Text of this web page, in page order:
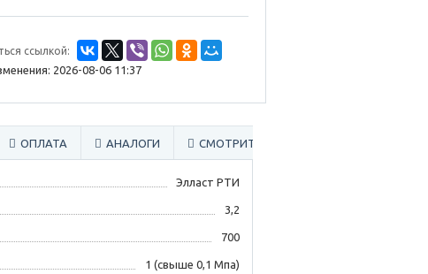
ссылкой:
2026-08-06 11:37
ОПЛАТА АНАЛОГИ СМОТРИТЕ ТАКЖЕ
Элласт РТИ
3,2
700
1 (свыше 0,1 Мпа)